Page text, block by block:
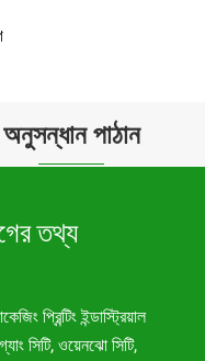
অনুসন্ধান পাঠান
তথ্য
প্রিন্টিং ইন্ডাস্ট্রিয়াল
সিটি, ওয়েনঝো সিটি,